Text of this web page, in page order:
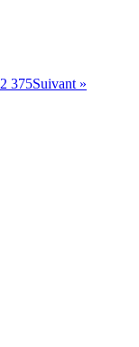
2 375Suivant »